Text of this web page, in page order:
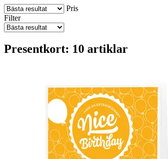
Pris
Filter
Presentkort: 10 artiklar